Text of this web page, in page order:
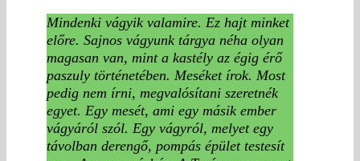
Mindenki vágyik valamire. Ez hajt minket
előre. Sajnos vágyunk tárgya néha olyan
magasan van, mint a kastély az égig érő
paszuly történetében. Meséket írok. Most
pedig nem írni, megvalósítani szeretnék
egyet. Egy mesét, ami egy másik ember
vágyáról szól. Egy vágyról, melyet egy
távolban derengő, pompás épület testesít